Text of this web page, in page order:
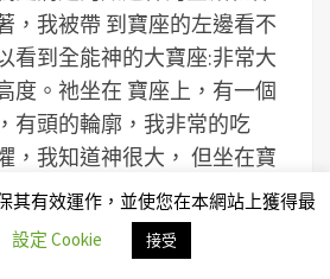
，我被帶 到寶座的左邊看不
看到全能神的大寶座:非常大
度。祂坐在 寶座上，有一個
有頭的輪廓，我非常的吃
，我知道神很大， 但坐在寶
你無法用任何東西來衡量祂
其有效運作，並使您在本網站上獲得最
設定 Cookie 接受